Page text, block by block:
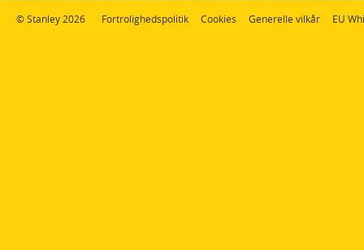
© Stanley 2026 Fortrolighedspolitik Cookies Generelle vilkår EU